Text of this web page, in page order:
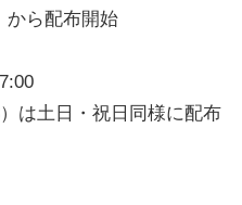
ら配布開始
は土日・祝日同様に配布